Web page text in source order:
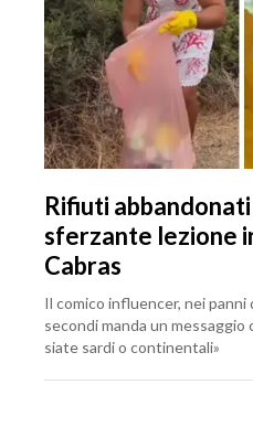
Rifiuti
sferzante lezione
Cabras
Il comico influencer, nei panni
secondi manda un messaggio
siate sardi o continentali»